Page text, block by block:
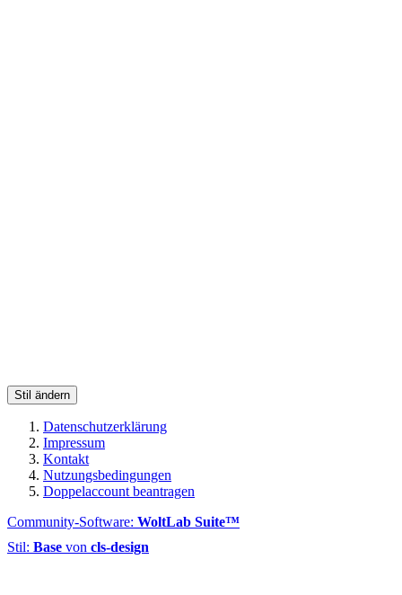
Stil ändern
Datenschutzerklärung
Impressum
Kontakt
Nutzungsbedingungen
Doppelaccount beantragen
Community-Software: WoltLab Suite™
Stil: Base von cls-design